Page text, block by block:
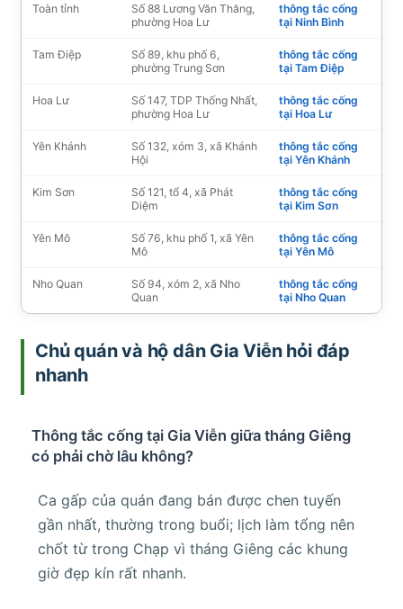
Toàn tỉnh
Số 88 Lương Văn Thăng,
phường Hoa Lư
thông tắc cống
tại Ninh Bình
Tam Điệp
Số 89, khu phố 6,
phường Trung Sơn
thông tắc cống
tại Tam Điệp
Hoa Lư
Số 147, TDP Thống Nhất,
phường Hoa Lư
thông tắc cống
tại Hoa Lư
Yên Khánh
Số 132, xóm 3, xã Khánh
Hội
thông tắc cống
tại Yên Khánh
Kim Sơn
Số 121, tổ 4, xã Phát
Diệm
thông tắc cống
tại Kim Sơn
Yên Mô
Số 76, khu phố 1, xã Yên
Mô
thông tắc cống
tại Yên Mô
Nho Quan
Số 94, xóm 2, xã Nho
Quan
thông tắc cống
tại Nho Quan
Chủ quán và hộ dân Gia Viễn hỏi đáp
nhanh
Thông tắc cống tại Gia Viễn giữa tháng Giêng
có phải chờ lâu không?
Ca gấp của quán đang bán được chen tuyến
gần nhất, thường trong buổi; lịch làm tổng nên
chốt từ trong Chạp vì tháng Giêng các khung
giờ đẹp kín rất nhanh.